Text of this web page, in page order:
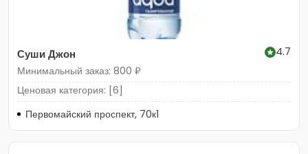
Суши Джон
4.7
Минимальный заказ: 800 ₽
Ценовая категория: [6]
Первомайский проспект, 70к1